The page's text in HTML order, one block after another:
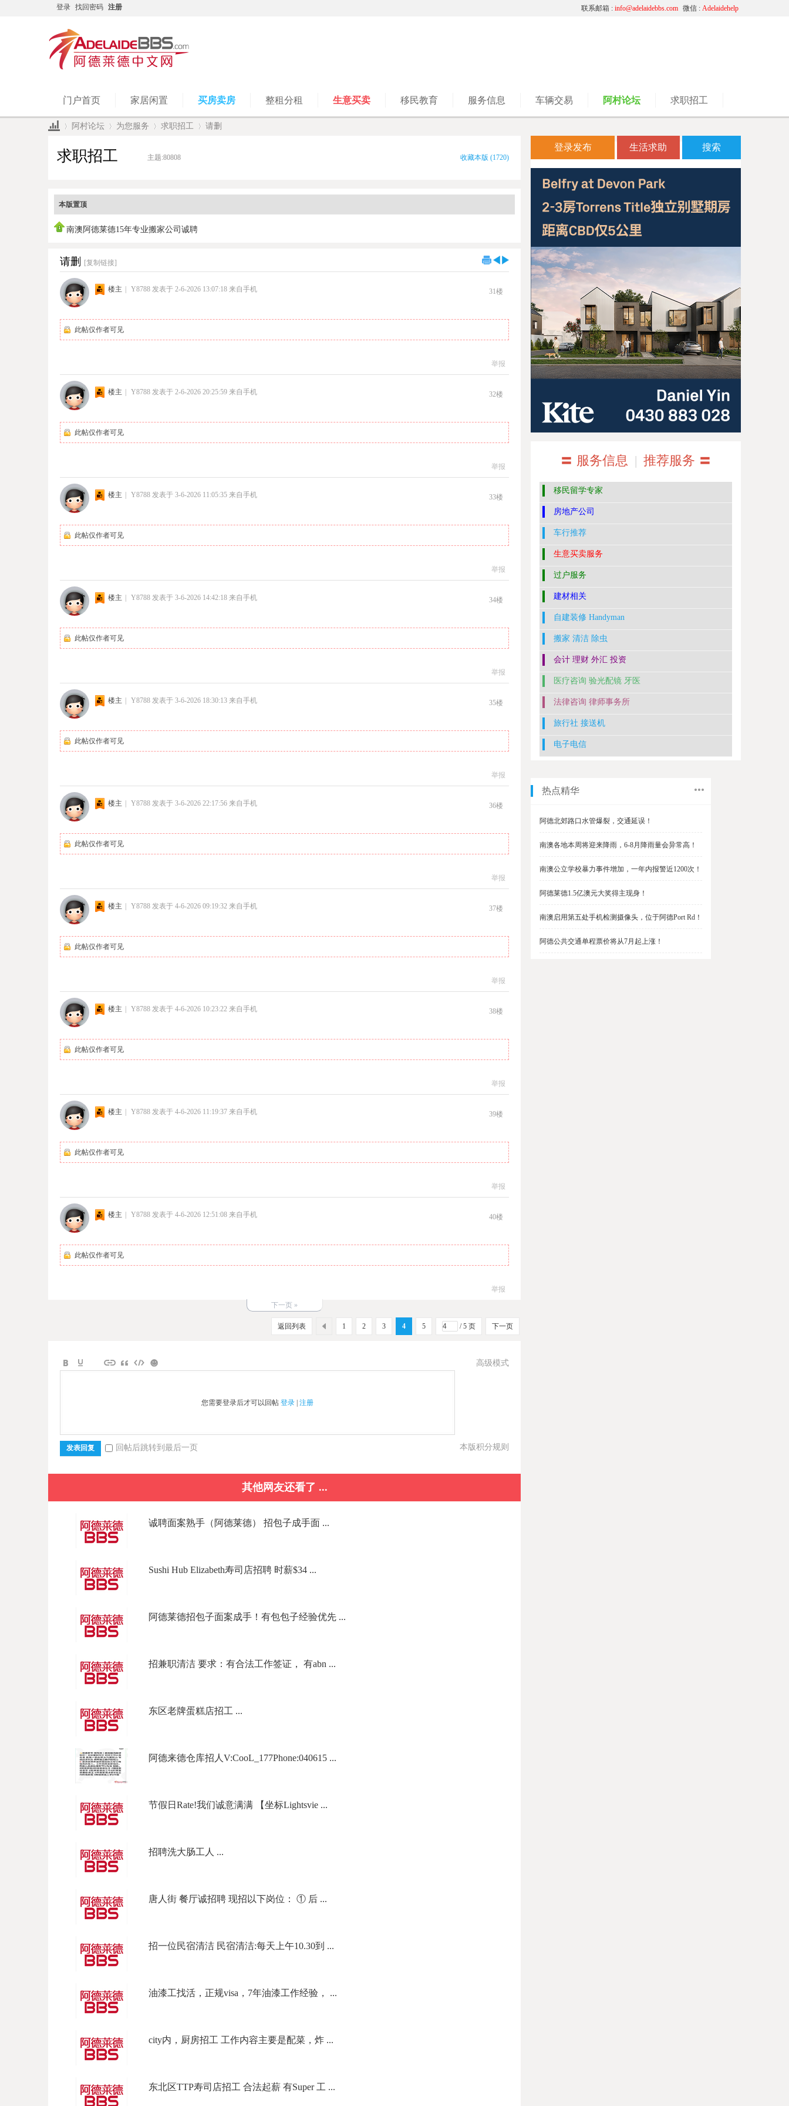
登录 找回密码 注册 微信 : Adelaidehelp
联系邮箱 : info@adelaidebbs.com
门户首页 家居闲置 买房卖房 整租分租 生意买卖 移民教育 服务信息 车辆交易 阿村论坛 求职招工
阿村论坛 为您服务 求职招工 请删
求职招工 主题:80808 收藏本版 (1720)
本版置顶
南澳阿德莱德15年专业搬家公司诚聘
请删 [复制链接]
31楼
楼主 | Y8788 发表于 2-6-2026 13:07:18 来自手机
此帖仅作者可见
举报
32楼
楼主 | Y8788 发表于 2-6-2026 20:25:59 来自手机
此帖仅作者可见
举报
33楼
楼主 | Y8788 发表于 3-6-2026 11:05:35 来自手机
此帖仅作者可见
举报
34楼
楼主 | Y8788 发表于 3-6-2026 14:42:18 来自手机
此帖仅作者可见
举报
35楼
楼主 | Y8788 发表于 3-6-2026 18:30:13 来自手机
此帖仅作者可见
举报
36楼
楼主 | Y8788 发表于 3-6-2026 22:17:56 来自手机
此帖仅作者可见
举报
37楼
楼主 | Y8788 发表于 4-6-2026 09:19:32 来自手机
此帖仅作者可见
举报
38楼
楼主 | Y8788 发表于 4-6-2026 10:23:22 来自手机
此帖仅作者可见
举报
39楼
楼主 | Y8788 发表于 4-6-2026 11:19:37 来自手机
此帖仅作者可见
举报
40楼
楼主 | Y8788 发表于 4-6-2026 12:51:08 来自手机
此帖仅作者可见
举报
下一页 »
1 2 3 4 5 / 5 页 下一页
返回列表
高级模式
您需要登录后才可以回帖 登录 | 注册
本版积分规则
发表回复 回帖后跳转到最后一页
其他网友还看了 ...
诚聘面案熟手（阿德莱德） 招包子成手面 ...
Sushi Hub Elizabeth寿司店招聘 时薪$34 ...
阿德莱德招包子面案成手！有包包子经验优先 ...
招兼职清洁 要求：有合法工作签证， 有abn ...
东区老牌蛋糕店招工 ...
阿德来德仓库招人V:CooL_177Phone:040615 ...
节假日Rate!我们诚意满满 【坐标Lightsvie ...
招聘洗大肠工人 ...
唐人街 餐厅诚招聘 现招以下岗位： ① 后 ...
招一位民宿清洁 民宿清洁:每天上午10.30到 ...
油漆工找活，正规visa，7年油漆工作经验， ...
city内，厨房招工 工作内容主要是配菜，炸 ...
东北区TTP寿司店招工 合法起薪 有Super 工 ...
登录发布 生活求助 搜索
〓 服务信息 | 推荐服务 〓
移民留学专家
房地产公司
车行推荐
生意买卖服务
过户服务
建材相关
自建装修 Handyman
搬家 清洁 除虫
会计 理财 外汇 投资
医疗咨询 验光配镜 牙医
法律咨询 律师事务所
旅行社 接送机
电子电信
热点精华
阿德北郊路口水管爆裂，交通延误！
南澳各地本周将迎来降雨，6-8月降雨量会异常高！
南澳公立学校暴力事件增加，一年内报警近1200次！
阿德莱德1.5亿澳元大奖得主现身！
南澳启用第五处手机检测摄像头，位于阿德Port Rd！
阿德公共交通单程票价将从7月起上涨！